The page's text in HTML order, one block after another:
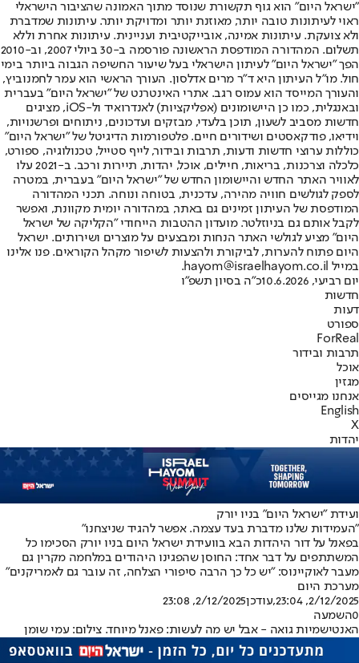
"ישראל היום" הוא גוף תקשורת שנוסד מתוך האמונה שהציבור הישראלי
ראוי לעיתונות טובה יותר, מאוזנת יותר ומדויקת יותר. עיתונות שמדברת
ולא צועקת. עיתונות אמינה, אובייקטיבית ועניינית. עיתונות אחרת וללא
תשלום. המהדורה המודפסת הראשונה פורסמה ב-30 ביולי 2007, וב-2010
הפך "ישראל היום" לעיתון הישראלי בעל שיעור החשיפה הגבוה ביותר בימי
חול. מו"ל העיתון היא ד"ר מרים אדלסון. העורך הראשי הוא עמר לחמנוביץ,
והעורך המייסד הוא עמוס רגב. אתרי האינטרנט של "ישראל היום" בעברית
ובאנגלית, כמו כן היישומונים (אפליקציות) לאנדרואיד ול-iOS, מציגים
חדשות מסביב לשעון, תוכן בלעדי, מבזקים ועדכונים, ניתוחים ופרשנויות,
וידיאו, פודקאסטים ושידורים חיים. פלטפורמות הדיגיטל של "ישראל היום"
כוללות ערוצי חדשות ודעות, תרבות ובידור, לייף סטייל, טכנולוגיה, ספורט,
כלכלה וצרכנות, בריאות, חיילים, אוכל, יהדות, תיירות ורכב. ב-2021 עלו
לאוויר האתר החדש והיישומון החדש של "ישראל היום" בעברית, במטרה
לספק לגולשים חוויה מהירה, עדכנית, בטוחה ונוחה. תכני המהדורה
המודפסת של העיתון זמינים גם באתר, במהדורה יומית מקוונת, ואפשר
לקבל אותם גם בניוזלטר. מועדון ההטבות הייחודי "הקליקה של ישראל
היום" מציע לגולשי האתר הנחות ומבצעים על מוצרים ושירותים. ישראל
היום פתוח להערות, לביקורת ולהצעות לשיפור מקהל הקוראים. פנו אלינו
במייל hayom@israelhayom.co.il.
יום רביעי, 10.6.2026
כ"ה בסיון תשפ"ו
חדשות
דעות
ספורט
ForReal
תרבות ובידור
אוכל
מגזין
אנחנו מגייסים
English
X
יהדות
ועידת "ישראל היום" בניו יורק
"העמידות שלנו מדברת בעד עצמה. אפשר להגיד שניצחנו"
בפאנל על דור היהדות הבא בוועידת ישראל היום בניו יורק הסכימו כל
המשתתפים על דבר אחד: החוסן שהפגינו היהודים במלחמה מקרין גם
מעבר לאוקיינוס: "יש כל כך הרבה סיפורי הצלחה, זה עובר גם לאמריקנים"
מערכת היום
2/12/2025, 23:04
,עודכן2/12/2025, 23:08
0השמעה
האנטישמיות גואה - אבל יש מה לעשות: פאנל מיוחד. צילום: עמי שומן